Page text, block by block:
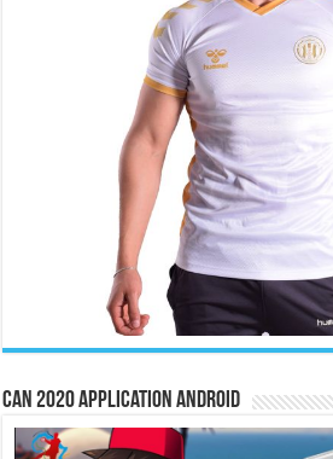
CAN 2020 Application Android